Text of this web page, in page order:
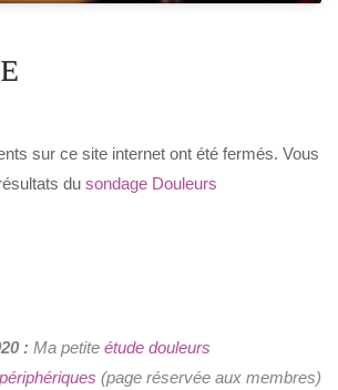
sur ce site internet ont été fermés. Vous
du sondage Douleurs
: Ma petite étude douleurs
(page réservée aux membres)